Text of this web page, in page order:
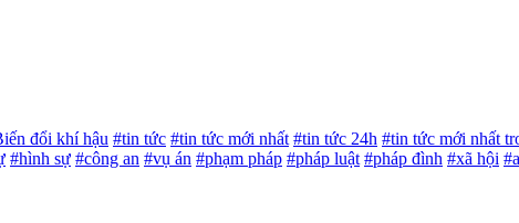
đổi khí hậu #tin tức #tin tức mới nhất #tin tức 24h #tin tức mới nhất
#hình sự #công an #vụ án #phạm pháp #pháp luật #pháp đình #xã hội